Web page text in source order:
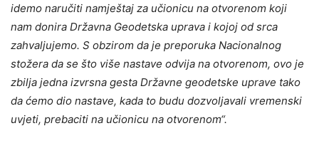
idemo naručiti namještaj za učionicu na otvorenom koji
nam donira Državna Geodetska uprava i kojoj od srca
zahvaljujemo. S obzirom da je preporuka Nacionalnog
stožera da se što više nastave odvija na otvorenom, ovo je
zbilja jedna izvrsna gesta Državne geodetske uprave tako
da ćemo dio nastave, kada to budu dozvoljavali vremenski
uvjeti, prebaciti na učionicu na otvorenom“.